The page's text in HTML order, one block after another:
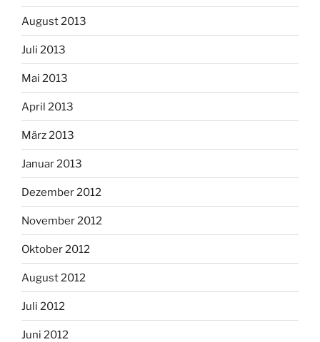
August 2013
Juli 2013
Mai 2013
April 2013
März 2013
Januar 2013
Dezember 2012
November 2012
Oktober 2012
August 2012
Juli 2012
Juni 2012